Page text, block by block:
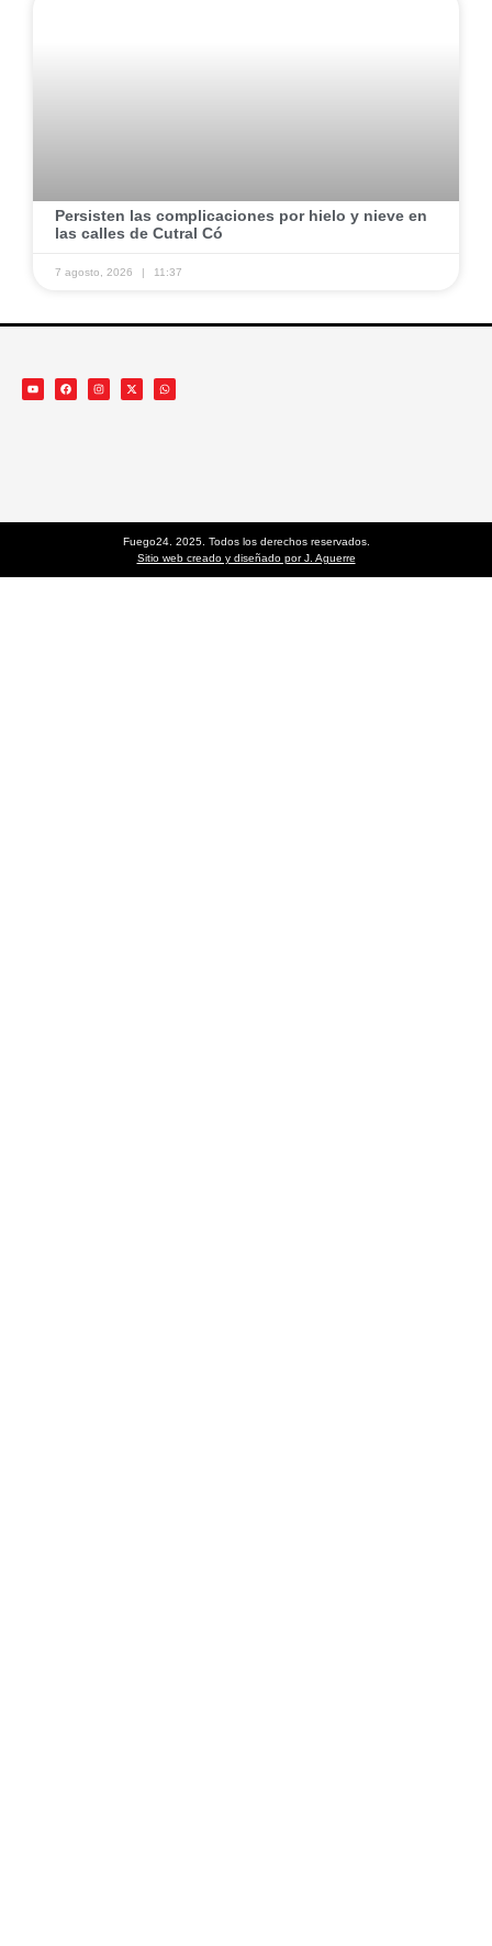
Persisten las complicaciones por hielo y nieve en
las calles de Cutral Có
7 agosto, 2026 11:37
Fuego24. 2025. Todos los derechos reservados.
Sitio web creado y diseñado por J. Aguerre